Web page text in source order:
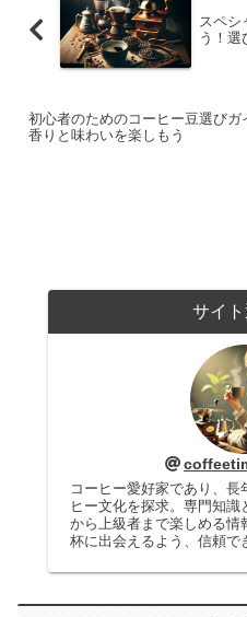
スペシ
う！選
初心者のためのコーヒー豆選びガ
香りと味わいを楽しもう
サイ
コーヒー愛好家であり、
ヒー文化を探求。専門知
から上級者まで楽しめる情
杯に出会えるよう、信頼で